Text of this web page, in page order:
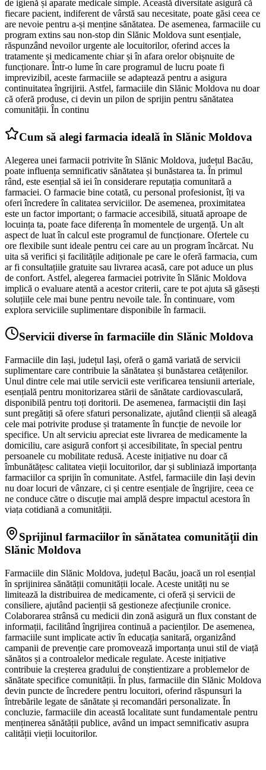
de igienă și aparate medicale simple. Această diversitate asigură că
fiecare pacient, indiferent de vârstă sau necesitate, poate găsi ceea ce
are nevoie pentru a-și menține sănătatea. De asemenea, farmaciile cu
program extins sau non-stop din Slănic Moldova sunt esențiale,
răspunzând nevoilor urgente ale locuitorilor, oferind acces la
tratamente și medicamente chiar și în afara orelor obișnuite de
funcționare. Într-o lume în care programul de lucru poate fi
imprevizibil, aceste farmaciile se adaptează pentru a asigura
continuitatea îngrijirii. Astfel, farmaciile din Slănic Moldova nu doar
că oferă produse, ci devin un pilon de sprijin pentru sănătatea
comunității. În continu
Cum să alegi farmacia ideală în Slănic Moldova
Alegerea unei farmacii potrivite în Slănic Moldova, județul Bacău,
poate influența semnificativ sănătatea și bunăstarea ta. În primul
rând, este esențial să iei în considerare reputația comunitară a
farmaciei. O farmacie bine cotată, cu personal profesionist, îți va
oferi încredere în calitatea serviciilor. De asemenea, proximitatea
este un factor important; o farmacie accesibilă, situată aproape de
locuința ta, poate face diferența în momentele de urgență. Un alt
aspect de luat în calcul este programul de funcționare. Ofertele cu
ore flexibile sunt ideale pentru cei care au un program încărcat. Nu
uita să verifici și facilitățile adiționale pe care le oferă farmacia, cum
ar fi consultațiile gratuite sau livrarea acasă, care pot aduce un plus
de confort. Astfel, alegerea farmaciei potrivite în Slănic Moldova
implică o evaluare atentă a acestor criterii, care te pot ajuta să găsești
soluțiile cele mai bune pentru nevoile tale. În continuare, vom
explora serviciile suplimentare disponibile în farmacii.
Servicii diverse în farmaciile din Slănic Moldova
Farmaciile din Iași, județul Iași, oferă o gamă variată de servicii
suplimentare care contribuie la sănătatea și bunăstarea cetățenilor.
Unul dintre cele mai utile servicii este verificarea tensiunii arteriale,
esențială pentru monitorizarea stării de sănătate cardiovasculară,
disponibilă pentru toți doritorii. De asemenea, farmaciștii din Iași
sunt pregătiți să ofere sfaturi personalizate, ajutând clienții să aleagă
cele mai potrivite produse și tratamente în funcție de nevoile lor
specifice. Un alt serviciu apreciat este livrarea de medicamente la
domiciliu, care asigură confort și accesibilitate, în special pentru
persoanele cu mobilitate redusă. Aceste inițiative nu doar că
îmbunătățesc calitatea vieții locuitorilor, dar și subliniază importanța
farmaciilor ca sprijin în comunitate. Astfel, farmaciile din Iași devin
nu doar locuri de vânzare, ci și centre esențiale de îngrijire, ceea ce
ne conduce către o discuție mai amplă despre impactul acestora în
viața cotidiană a comunității.
Sprijinul farmaciilor în sănătatea comunității din
Slănic Moldova
Farmaciile din Slănic Moldova, județul Bacău, joacă un rol esențial
în sprijinirea sănătății comunității locale. Aceste unități nu se
limitează la distribuirea de medicamente, ci oferă și servicii de
consiliere, ajutând pacienții să gestioneze afecțiunile cronice.
Colaborarea strânsă cu medicii din zonă asigură un flux constant de
informații, facilitând îngrijirea continuă a pacienților. De asemenea,
farmaciile sunt implicate activ în educația sanitară, organizând
campanii de prevenție care promovează importanța unui stil de viață
sănătos și a controalelor medicale regulate. Aceste inițiative
contribuie la creșterea gradului de conștientizare a problemelor de
sănătate specifice comunității. În plus, farmaciile din Slănic Moldova
devin puncte de încredere pentru locuitori, oferind răspunsuri la
întrebările legate de sănătate și recomandări personalizate. În
concluzie, farmaciile din această localitate sunt fundamentale pentru
menținerea sănătății publice, având un impact semnificativ asupra
calității vieții locuitorilor.